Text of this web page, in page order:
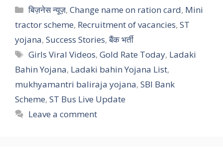
Categories
बिज़नेस न्यूज़,Change name on ration card, Mini
tractor scheme, Recruitment of vacancies, ST
yojana, Success Stories,बैंक भर्ती
Tags
Girls Viral Videos,Gold Rate Today, Ladaki
Bahin Yojana, Ladaki bahin Yojana List,
mukhyamantri baliraja yojana, SBI Bank
Scheme, ST Bus Live Update
Leave a comment